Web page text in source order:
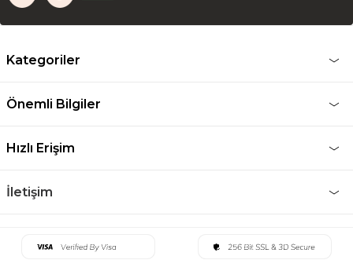
Kategoriler
Önemli Bilgiler
Hızlı Erişim
İletişim